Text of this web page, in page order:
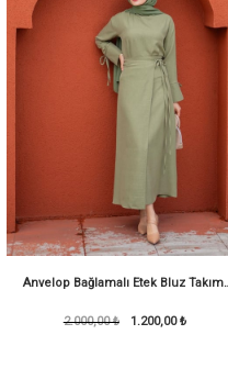
Anvelop Bağlamalı Etek Bluz Takım-
Mint1.200,00 ₺
2.000,00 ₺